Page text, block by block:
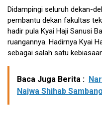
Didampingi seluruh dekan-
pembantu dekan fakultas
hadir pula Kyai Haji Sanusi
ruangannya. Hadirnya Kyai
sebagai salah satu
Baca Juga Berita :
Najwa Shihab